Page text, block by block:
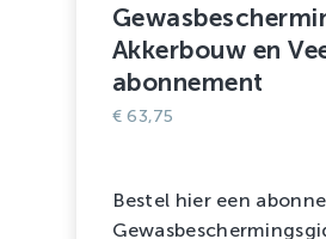
Akkerbouw en
abonnement
€63,75
Bestel hier een